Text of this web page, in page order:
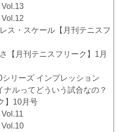
Vol.13
ス・スケール【月刊テニスフ
【月刊テニスフリーク】1月
リーズ インプレッション
ナルってどういう試合なの？
】10月号
Vol.10